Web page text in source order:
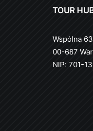
TOUR
Wspólna
00-687
NIP: 701-